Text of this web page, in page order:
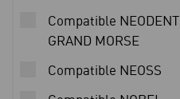
Compatible NEODENT
GRAND MORSE
Compatible NEOSS